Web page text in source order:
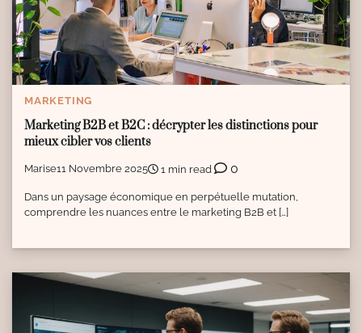
MARKETING
Marketing B2B et B2C : décrypter les distinctions pour
mieux cibler vos clients
Marise11 Novembre 2025 1 min read 0
Dans un paysage économique en perpétuelle mutation,
comprendre les nuances entre le marketing B2B et […]